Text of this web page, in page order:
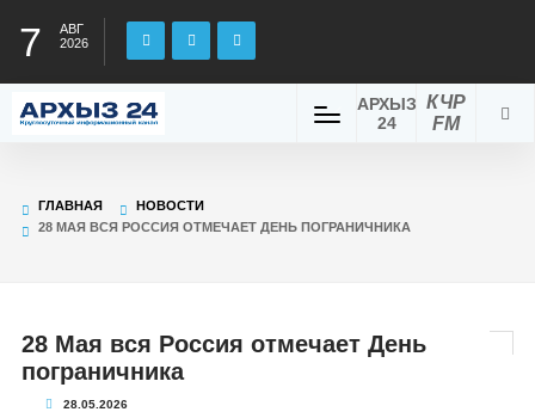
7
АВГ
2026
КЧР
FM
АРХЫЗ
24
ГЛАВНАЯ
НОВОСТИ
28 МАЯ ВСЯ РОССИЯ ОТМЕЧАЕТ ДЕНЬ ПОГРАНИЧНИКА
28 Мая вся Россия отмечает День
пограничника
28.05.2026